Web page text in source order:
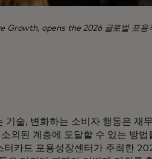
opens the 2026 글로벌 포
기술, 변화하는 소비자 행동은 재
외된 계층에 도달할 수 있는 방법
터카드 포용성장센터가 주최한